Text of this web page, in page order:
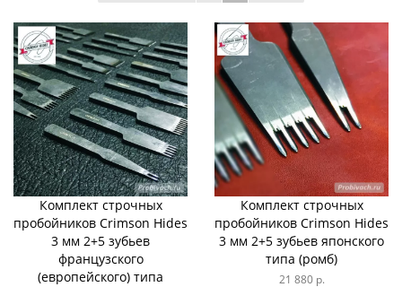
Комплект строчных
пробойников Crimson Hides
3 мм 2+5 зубьев
французского
(европейского) типа
Комплект строчных
пробойников Crimson Hides
3 мм 2+5 зубьев японского
типа (ромб)
21 880 р.